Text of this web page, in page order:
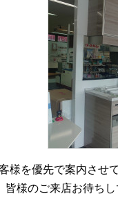
様を優先で案内させ
皆様のご来店お待ちし